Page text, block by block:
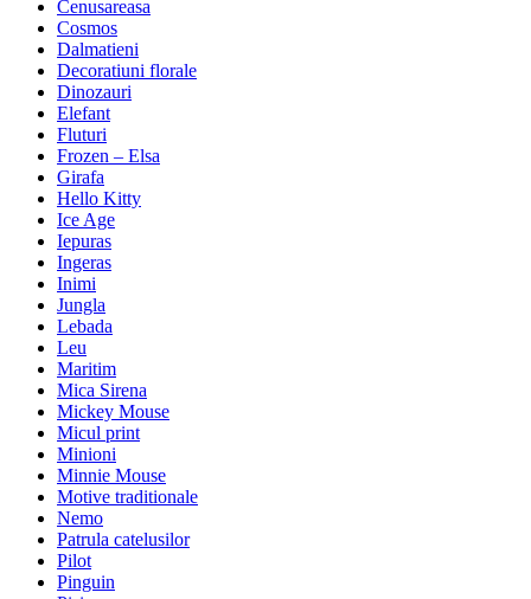
Cenusareasa
Cosmos
Dalmatieni
Decoratiuni florale
Dinozauri
Elefant
Fluturi
Frozen – Elsa
Girafa
Hello Kitty
Ice Age
Iepuras
Ingeras
Inimi
Jungla
Lebada
Leu
Maritim
Mica Sirena
Mickey Mouse
Micul print
Minioni
Minnie Mouse
Motive traditionale
Nemo
Patrula catelusilor
Pilot
Pinguin